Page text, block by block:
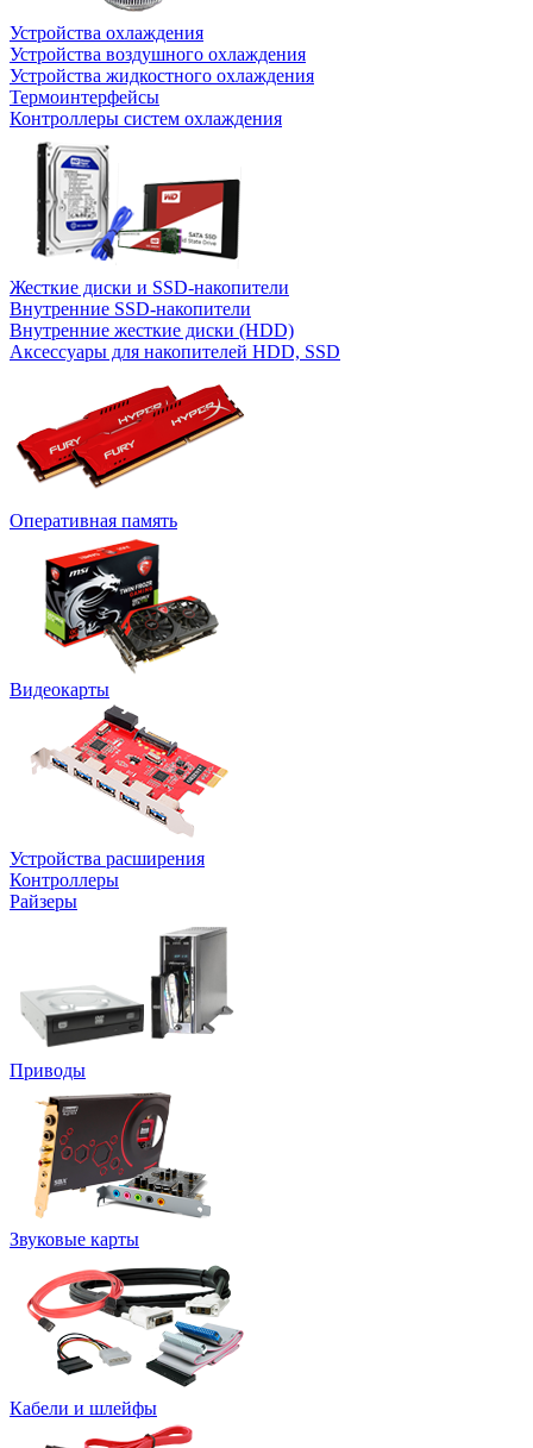
Устройства охлаждения
Устройства воздушного охлаждения
Устройства жидкостного охлаждения
Термоинтерфейсы
Контроллеры систем охлаждения
Жесткие диски и SSD-накопители
Внутренние SSD-накопители
Внутренние жесткие диски (HDD)
Аксессуары для накопителей HDD, SSD
Оперативная память
Видеокарты
Устройства расширения
Контроллеры
Райзеры
Приводы
Звуковые карты
Кабели и шлейфы